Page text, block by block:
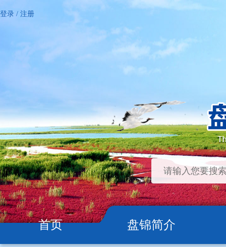
登录 / 注册
首页 盘锦简介